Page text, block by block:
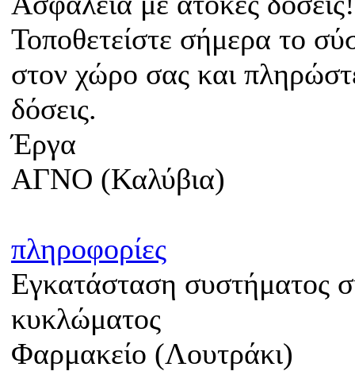
Τοποθετείστε σήμερα το
στον χώρο σας και
δόσεις.
Έργα
ΑΓΝΟ (Καλύβια)
πληροφορίες
Εγκατάσταση συστήματος
κυκλώματος
Φαρμακείο (Λουτράκι)